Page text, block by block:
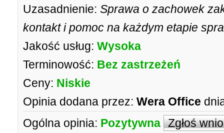
Uzasadnienie: Sprawa o zachowek
kontakt i pomoc na każdym etapie
Jakość usług: Wysoka
Terminowość: Bez zastrzeżeń
Ceny: Niskie
Opinia dodana przez: Wera Office
Ogólna opinia: Pozytywna Zgłoś